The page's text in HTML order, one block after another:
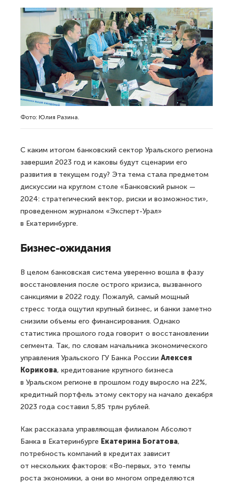
Фото: Юлия Разина.
С каким итогом банковский сектор Уральского региона
завершил 2023 год и каковы будут сценарии его
развития в текущем году? Эта тема стала предметом
дискуссии на круглом столе «Банковский рынок —
2024: стратегический вектор, риски и возможности»,
проведенном журналом «Эксперт-Урал»
в Екатеринбурге.
Бизнес-ожидания
В целом банковская система уверенно вошла в фазу
восстановления после острого кризиса, вызванного
санкциями в 2022 году. Пожалуй, самый мощный
стресс тогда ощутил крупный бизнес, и банки заметно
снизили объемы его финансирования. Однако
статистика прошлого года говорит о восстановлении
сегмента. Так, по словам начальника экономического
управления Уральского ГУ Банка России Алексея
Корикова, кредитование крупного бизнеса
в Уральском регионе в прошлом году выросло на 22%,
кредитный портфель этому сектору на начало декабря
2023 года составил 5,85 трлн рублей.
Как рассказала управляющая филиалом Абсолют
Банка в Екатеринбурге Екатерина Богатова,
потребность компаний в кредитах зависит
от нескольких факторов: «Во-первых, это темпы
роста экономики, а они во многом определяются